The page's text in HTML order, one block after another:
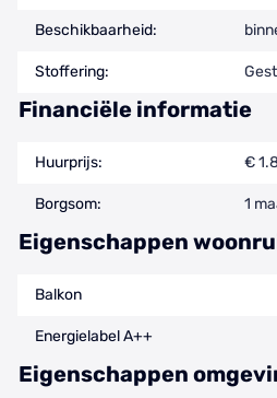
Beschikbaarheid:
Stoffering:
Financiële informatie
Huurprijs: €
Borgsom: 1
Eigenschappen
Balkon
Energielabel A++
Eigenschappen